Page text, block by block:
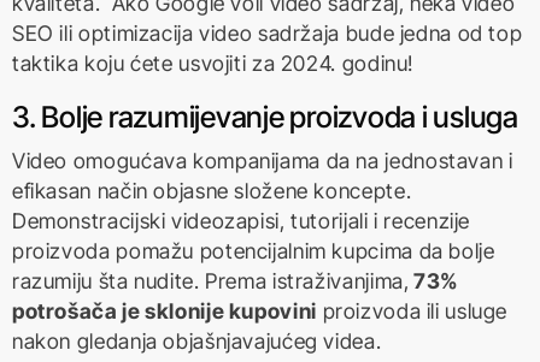
SEO ili optimizacija video sadržaja bude jedna od top
taktika koju ćete usvojiti za 2024. godinu!
3. Bolje razumijevanje proizvoda i usluga
Video omogućava kompanijama da na jednostavan i
efikasan način objasne složene koncepte.
Demonstracijski videozapisi, tutorijali i recenzije
proizvoda pomažu potencijalnim kupcima da bolje
razumiju šta nudite. Prema istraživanjima, 73%
potrošača je sklonije kupovini proizvoda ili usluge
nakon gledanja objašnjavajućeg videa.